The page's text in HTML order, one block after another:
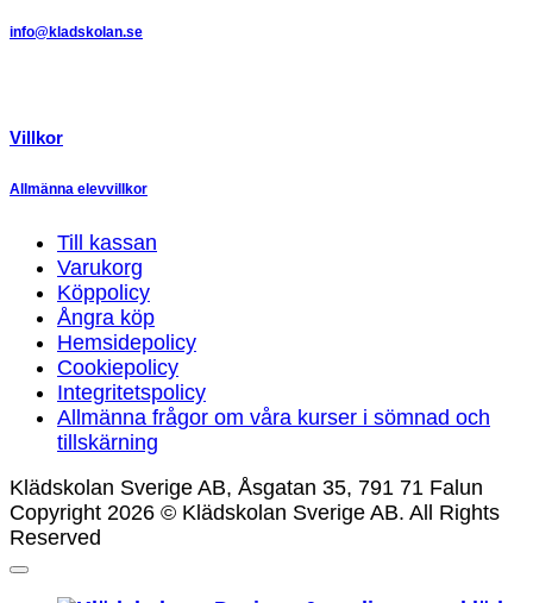
info@kladskolan.se
Villkor
Allmänna elevvillkor
Till kassan
Varukorg
Köppolicy
Ångra köp
Hemsidepolicy
Cookiepolicy
Integritetspolicy
Allmänna frågor om våra kurser i sömnad och
tillskärning
Klädskolan Sverige AB, Åsgatan 35, 791 71 Falun
Copyright 2026 © Klädskolan Sverige AB. All Rights
Reserved